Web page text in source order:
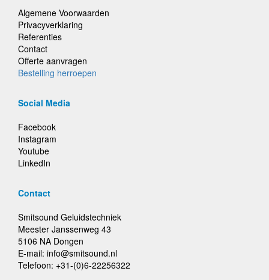
Algemene Voorwaarden
Privacyverklaring
Referenties
Contact
Offerte aanvragen
Bestelling herroepen
Social Media
Facebook
Instagram
Youtube
LinkedIn
Contact
Smitsound Geluidstechniek
Meester Janssenweg 43
5106 NA Dongen
E-mail: info@smitsound.nl
Telefoon: +31-(0)6-22256322